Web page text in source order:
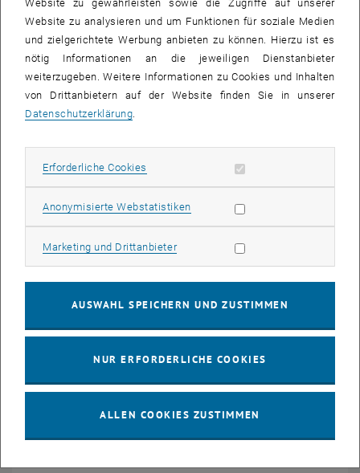
Getreidemarkt 9, 1060 Wien
Für die Verpflegung ist gesorgt. Wir weisen Sie darauf hin, dass wir
pro Haferl einen Beitrag von €10,00 verrechnen werden. Die
Gesamteinnahmen werden einem gemeinnützigen Verein
gespendet. Um die Planung zu erleichtern, ersuchen wir um
Wir freuen uns auf einen vorweihnachtlichen Abend mit unserer
Community!
Anmeldung Advent an der TU Wien 2026
Nachname
Website zu gewährleisten sowie die Zugriffe auf unserer
Website zu analysieren und um Funktionen für soziale Medien
und zielgerichtete Werbung anbieten zu können. Hierzu ist es
nötig Informationen an die jeweiligen Dienstanbieter
weiterzugeben. Weitere Informationen zu Cookies und Inhalten
von Drittanbietern auf der Website finden Sie in unserer
Datenschutzerklärung.
Erforderliche Cookies Erforderliche Cookies zulassen
Anonymisierte WebstatistikenStatistik Cookies zulassen
Marketing und DrittanbieterMarketing Cookies zulassen
AUSWAHL SPEICHERN UND ZUSTIMMEN
NUR ERFORDERLICHE COOKIES
ALLEN COOKIES ZUSTIMMEN